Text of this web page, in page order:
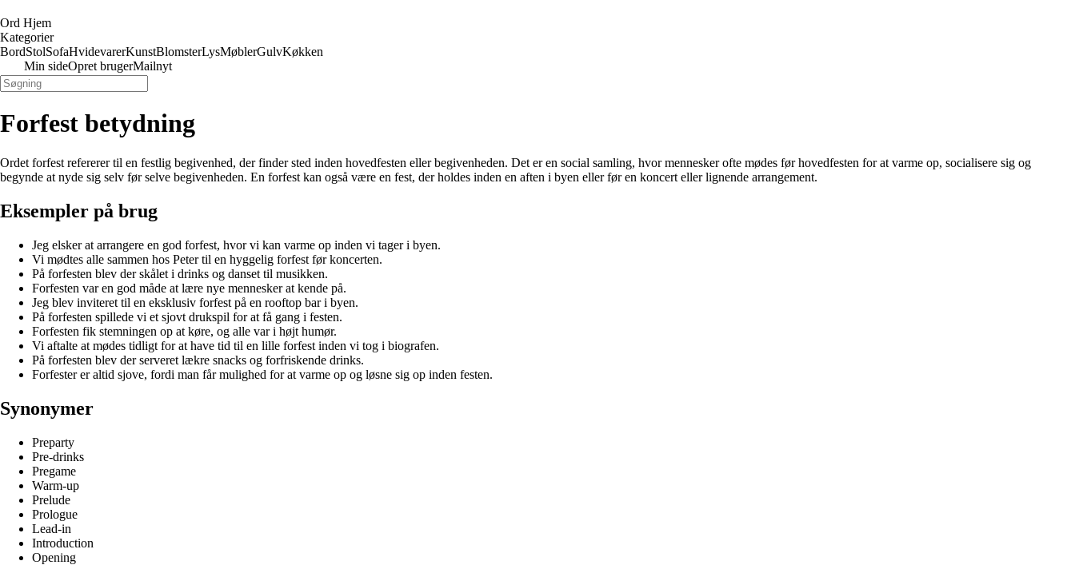
Ord Hjem
Kategorier
BordStolSofaHvidevarerKunstBlomsterLysMøblerGulvKøkken
Min sideOpret brugerMailnyt
Forfest betydning
Ordet forfest refererer til en festlig begivenhed, der finder sted inden hovedfesten eller begivenheden. Det er en social samling, hvor mennesker ofte mødes før hovedfesten for at varme op, socialisere sig og
begynde at nyde sig selv før selve begivenheden. En forfest kan også være en fest, der holdes inden en aften i byen eller før en koncert eller lignende arrangement.
Eksempler på brug
Jeg elsker at arrangere en god forfest, hvor vi kan varme op inden vi tager i byen.
Vi mødtes alle sammen hos Peter til en hyggelig forfest før koncerten.
På forfesten blev der skålet i drinks og danset til musikken.
Forfesten var en god måde at lære nye mennesker at kende på.
Jeg blev inviteret til en eksklusiv forfest på en rooftop bar i byen.
På forfesten spillede vi et sjovt drukspil for at få gang i festen.
Forfesten fik stemningen op at køre, og alle var i højt humør.
Vi aftalte at mødes tidligt for at have tid til en lille forfest inden vi tog i biografen.
På forfesten blev der serveret lækre snacks og forfriskende drinks.
Forfester er altid sjove, fordi man får mulighed for at varme op og løsne sig op inden festen.
Synonymer
Preparty
Pre-drinks
Pregame
Warm-up
Prelude
Prologue
Lead-in
Introduction
Opening